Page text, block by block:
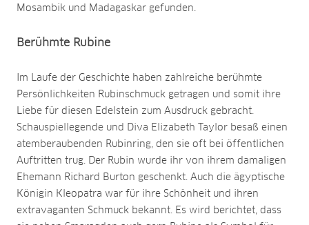
Mosambik und Madagaskar gefunden.
Berühmte Rubine
Im Laufe der Geschichte haben zahlreiche berühmte
Persönlichkeiten Rubinschmuck getragen und somit ihre
Liebe für diesen Edelstein zum Ausdruck gebracht.
Schauspiellegende und Diva Elizabeth Taylor besaß einen
atemberaubenden Rubinring, den sie oft bei öffentlichen
Auftritten trug. Der Rubin wurde ihr von ihrem damaligen
Ehemann Richard Burton geschenkt. Auch die ägyptische
Königin Kleopatra war für ihre Schönheit und ihren
extravaganten Schmuck bekannt. Es wird berichtet, dass